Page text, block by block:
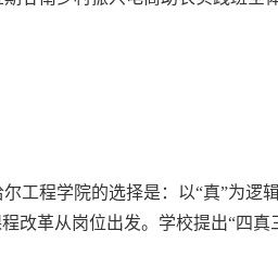
工程学院的选择是：以“真”为逻
改革从岗位出发。学校提出“四真